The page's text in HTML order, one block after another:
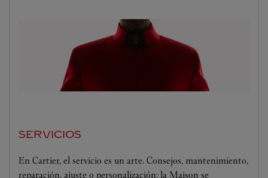
SERVICIOS
En Cartier, el servicio es un arte. Consejos, mantenimiento,
reparación, ajuste o personalización: la Maison se